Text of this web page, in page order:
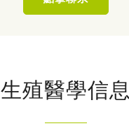
生殖醫學信息